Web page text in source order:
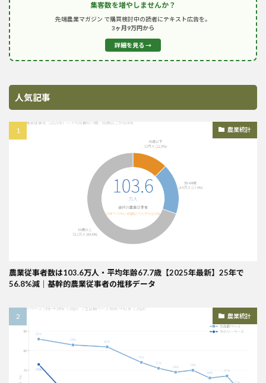
集客数を増やしませんか？
先端農業マガジン で購買検討中の読者にテキスト広告を。
3ヶ月9万円から
詳細を見る →
人気記事
農業統計
農業従事者数は103.6万人・平均年齢67.7歳【2025年最新】25年で
56.8%減｜基幹的農業従事者の推移データ
農業統計